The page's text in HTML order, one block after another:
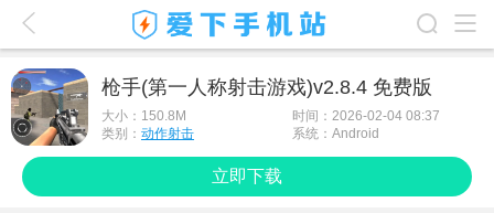
应用排行榜
最新游戏
枪手(第一人称射击游戏)v2.8.4 免费版
大小： 150.8M
时间：2026-02-04 08:37
类别： 动作射击 系统：Android
立即下载